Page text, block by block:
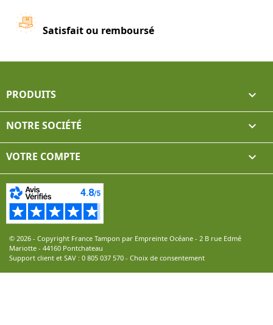
Satisfait ou remboursé
PRODUITS 
NOTRE SOCIÉTÉ 
VOTRE COMPTE 
© 2026 - Copyright France Tampon par Empreinte Océane - 2 B rue Edmé
Mariotte - 44160 Pontchateau
Support client et SAV : 0 805 037 570 - Choix de consentement